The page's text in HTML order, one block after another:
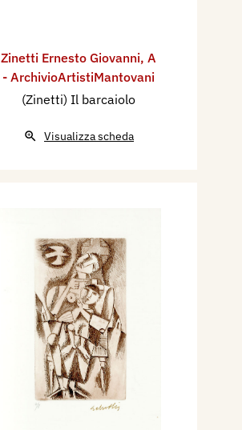
Zinetti Ernesto Giovanni, A
- ArchivioArtistiMantovani
(Zinetti) Il barcaiolo
Visualizza scheda